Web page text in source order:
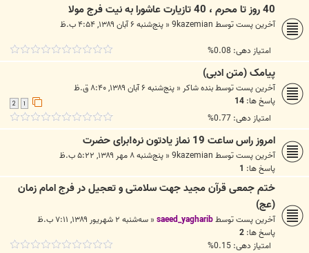
40 روز تا محرم ، 40 تازیارت عاشورا به نیت فرج مولا
آخرین پست توسط9kazemian
« پنج‌شنبه ۶ آبان ۱۳۸۹, ۴:۵۴ ب.ظ
امتیاز دهی: 0.08%
پیامک (متن ادبی)
آخرین پست توسطبنده شاکر« پنج‌شنبه ۶ آبان ۱۳۸۹, ۸:۴۰ ق.ظ
پاسخ ها: 14
امتیاز دهی: 0.77%
امروز راس ساعت 19 نماز یادتون نره!برای حضرت
آخرین پست توسط9kazemian
« پنج‌شنبه ۸ مهر ۱۳۸۹, ۵:۲۲ ب.ظ
پاسخ ها: 1
ختم جمعی قرآن مجید جهت سلامتی و تعجیل در فرج امام زمان
(عج)
آخرین پست توسطsaeed_yagharib
« سه‌شنبه ۲ شهریور ۱۳۸۹, ۷:۱۱ ب.ظ
پاسخ ها: 2
امتیاز دهی: 0.15%